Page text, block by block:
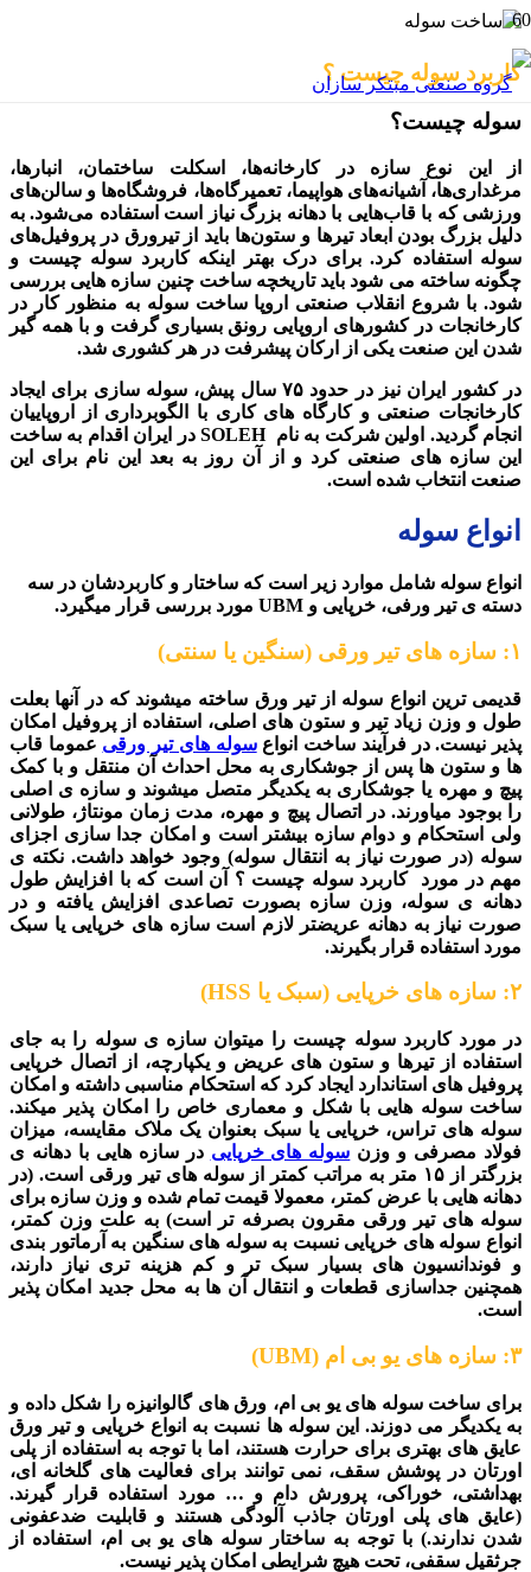
کاربرد سوله چیست ؟
سوله چیست؟
از این نوع سازه در کارخانه‌ها، اسکلت ساختمان، انبارها،
مرغداری‌ها، آشیانه‌های هواپیما، تعمیرگاه‌ها، فروشگاه‌ها و سالن‌های
ورزشی که با قاب‌هایی با دهانه بزرگ نیاز است استفاده می‌شود. به
دلیل بزرگ بودن ابعاد تیرها و ستون‌ها باید از تیرورق در پروفیل‌های
سوله استفاده کرد. برای درک بهتر اینکه کاربرد سوله چیست و
چگونه ساخته می شود باید تاریخچه ساخت چنین سازه هایی بررسی
شود. با شروع انقلاب صنعتی اروپا ساخت سوله به منظور کار در
کارخانجات در کشورهای اروپایی رونق بسیاری گرفت و با همه گیر
شدن این صنعت یکی از ارکان پیشرفت در هر کشوری شد.
در کشور ایران نیز در حدود ۷۵ سال پیش، سوله سازی برای ایجاد
کارخانجات صنعتی و کارگاه های کاری با الگوبرداری از اروپاییان
انجام گردید. اولین شرکت به نام SOLEH در ایران اقدام به ساخت
این سازه های صنعتی کرد و از آن روز به بعد این نام برای این
صنعت انتخاب شده است.
انواع سوله
انواع سوله شامل موارد زیر است که ساختار و کاربردشان در سه
دسته ی تیر ورفی، خرپایی و UBM مورد بررسی قرار میگیرد.
۱: سازه های تیر ورقی (سنگین یا سنتی)
قدیمی ترین انواع سوله از تیر ورق ساخته میشوند که در آنها بعلت
طول و وزن زیاد تیر و ستون های اصلی، استفاده از پروفیل امکان
پذیر نیست. در فرآیند ساخت انواعسوله های تیر ورقی عموما قاب
ها و ستون ها پس از جوشکاری به محل احداث آن منتقل و با کمک
پیچ و مهره یا جوشکاری به یکدیگر متصل میشوند و سازه ی اصلی
را بوجود میاورند.در اتصال پیچ و مهره، مدت زمان مونتاژ، طولانی
ولی استحکام و دوام سازه بیشتر است و امکان جدا سازی اجزای
سوله (در صورت نیاز به انتقال سوله) وجود خواهد داشت.نکته ی
مهم در مورد کاربرد سوله چیست ؟ آن است که با افزایش طول
دهانه ی سوله، وزن سازه بصورت تصاعدی افزایش یافته و در
صورت نیاز به دهانه عریضتر لازم است سازه های خرپایی یا سبک
مورد استفاده قرار بگیرند.
۲: سازه های خرپایی (سبک یا HSS)
در مورد کاربرد سوله چیست را میتوان سازه ی سوله را به جای
استفاده از تیرها و ستون های عریض و یکپارچه، از اتصال خرپایی
پروفیل های استاندارد ایجاد کرد که استحکام مناسبی داشته و امکان
ساخت سوله هایی با شکل و معماری خاص را امکان پذیر میکند.
سوله های تراس، خرپایی یا سبک بعنوان یک ملاک مقایسه، میزان
فولاد مصرفی و وزن سوله های خرپایی در سازه هایی با دهانه ی
بزرگتر از ۱۵ متر به مراتب کمتر از سوله های تیر ورقی است. (در
دهانه هایی با عرض کمتر، معمولا قیمت تمام شده و وزن سازه برای
سوله های تیر ورقی مقرون بصرفه تر است) به علت وزن کمتر،
انواع سوله های خرپایی نسبت به سوله های سنگین به آرماتور بندی
و فوندانسیون های بسیار سبک تر و کم هزینه تری نیاز دارند،
همچنین جداسازی قطعات و انتقال آن ها به محل جدید امکان پذیر
است.
۳: سازه های یو بی ام (UBM)
برای ساخت سوله های یو بی ام، ورق های گالوانیزه را شکل داده و
به یکدیگر می دوزند. این سوله ها نسبت به انواع خرپایی و تیر ورق
عایق های بهتری برای حرارت هستند، اما با توجه به استفاده از پلی
اورتان در پوشش سقف، نمی توانند برای فعالیت های گلخانه ای،
بهداشتی، خوراکی، پرورش دام و … مورد استفاده قرار گیرند.
(عایق های پلی اورتان جاذب آلودگی هستند و قابلیت ضدعفونی
شدن ندارند.) با توجه به ساختار سوله های یو بی ام، استفاده از
جرثقیل سقفی، تحت هیچ شرایطی امکان پذیر نیست.